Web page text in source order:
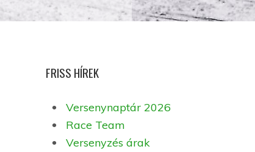
FRISS HÍREK
Versenynaptár 2026
Race Team
Versenyzés árak